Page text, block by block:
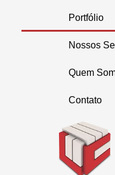
Portfólio
Nossos
Quem
Contato